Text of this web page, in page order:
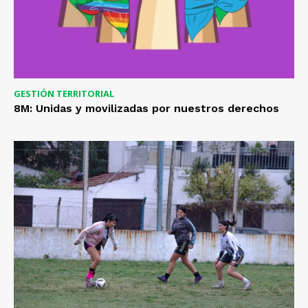
GESTIÓN TERRITORIAL
8M: Unidas y movilizadas por nuestros derechos